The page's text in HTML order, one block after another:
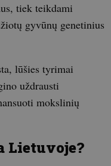
tiek teikdami
gyvūnų genetinius
lūšies tyrimai
uždrausti
mokslinių
Lietuvoje?